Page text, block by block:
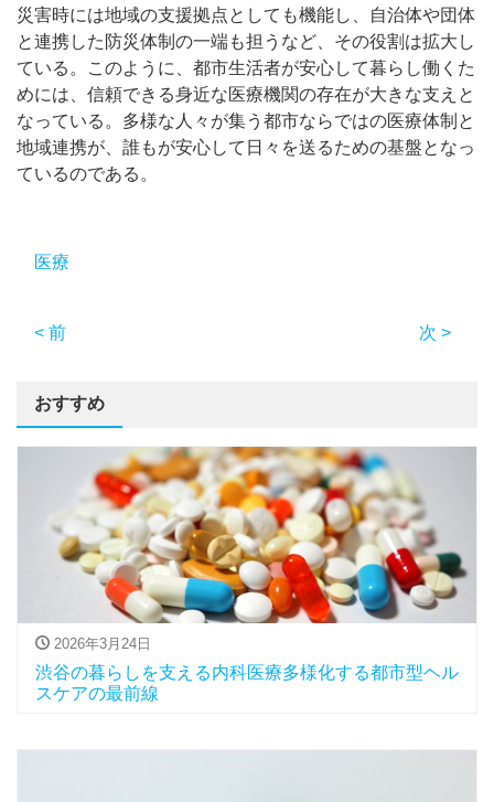
災害時には地域の支援拠点としても機能し、自治体や団体
と連携した防災体制の一端も担うなど、その役割は拡大し
ている。このように、都市生活者が安心して暮らし働くた
めには、信頼できる身近な医療機関の存在が大きな支えと
なっている。多様な人々が集う都市ならではの医療体制と
地域連携が、誰もが安心して日々を送るための基盤となっ
ているのである。
医療
< 前 次 >
おすすめ
2026年3月24日
渋谷の暮らしを支える内科医療多様化する都市型ヘル
スケアの最前線